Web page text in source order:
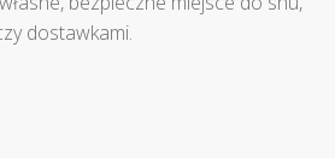
dostawkami.